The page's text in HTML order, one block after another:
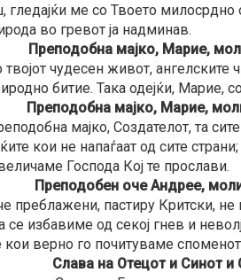
гледајќи ме со Твоето
во гревот ја надминав.
Преподобна мајко, Марие,
твојот чудесен живот, ангелските
битие. Така одејќи, Марие,
Преподобна мајко, Марие,
мајко, Создателот, та
кои не напаѓаат од сите
Господа Кој те прослави.
Преподобен оче Андрее,
преблажени, пастиру Критски,
се избавиме од секој гнев и
кои верно го почитуваме споменот
Слава на Отецот и Синот и